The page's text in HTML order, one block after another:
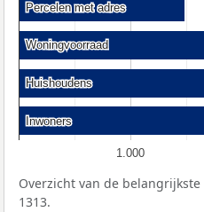
1.000
Percelen met adres
Percelen met adres
Woningvoorraad
Woningvoorraad
Huishoudens
Huishoudens
Inwoners
Inwoners
Overzicht van de
1313.